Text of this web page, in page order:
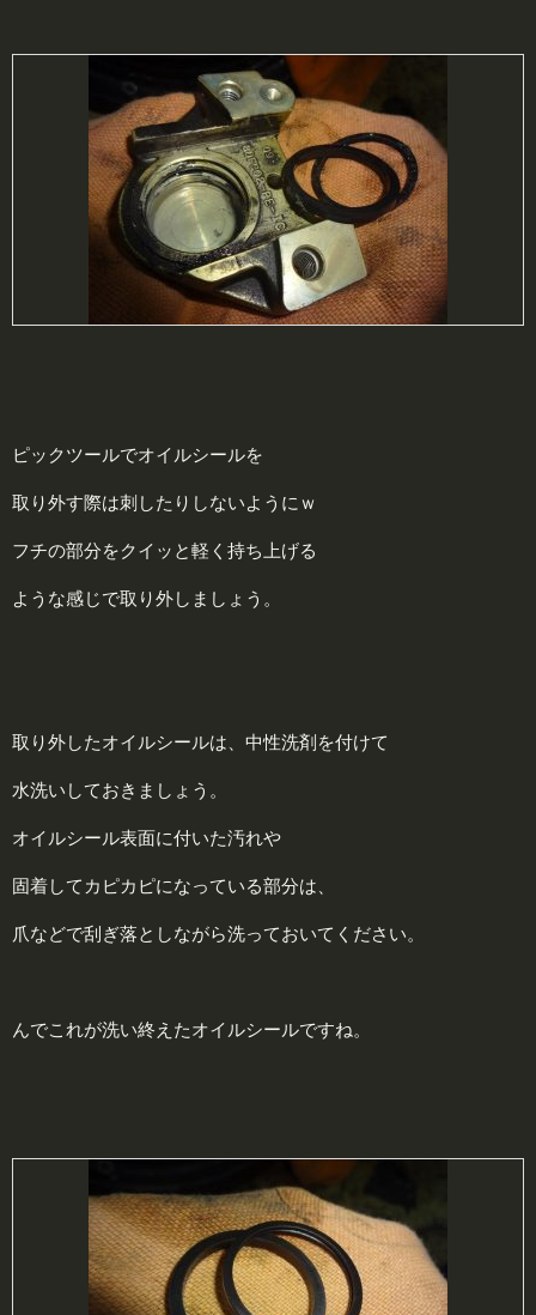
ピックツールでオイルシールを
取り外す際は刺したりしないようにｗ
フチの部分をクイッと軽く持ち上げる
ような感じで取り外しましょう。
取り外したオイルシールは、中性洗剤を付けて
水洗いしておきましょう。
オイルシール表面に付いた汚れや
固着してカピカピになっている部分は、
爪などで刮ぎ落としながら洗っておいてください。
んでこれが洗い終えたオイルシールですね。